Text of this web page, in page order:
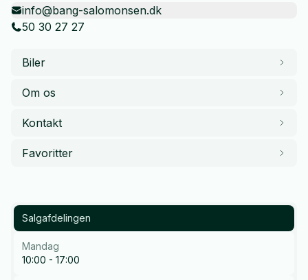
info@bang-salomonsen.dk
50 30 27 27
Biler
Om os
Kontakt
Favoritter
Salgafdelingen
Mandag
10:00 - 17:00